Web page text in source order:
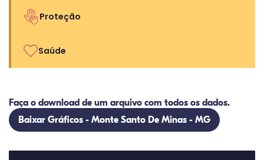
Proteção
Saúde
Faça o download de um arquivo com todos os dados.
Baixar Gráficos - Monte Santo De Minas - MG